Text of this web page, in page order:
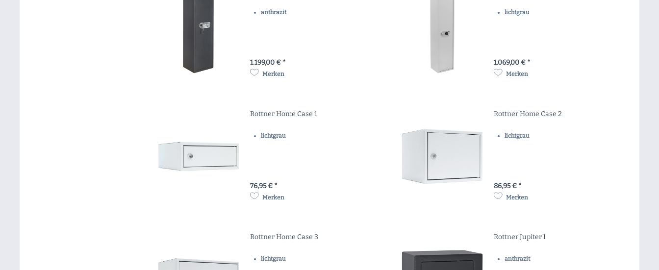
anthrazit
1.199,00 € *
Merken
lichtgrau
1.069,00 € *
Merken
Rottner Home Case 1
lichtgrau
76,95 € *
Merken
Rottner Home Case 2
lichtgrau
86,95 € *
Merken
Rottner Home Case 3
lichtgrau
Rottner Jupiter I
anthrazit